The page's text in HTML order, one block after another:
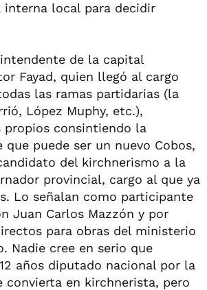
interna local para decidir
de la capital
Fayad, quien llegó al cargo
las ramas partidarias (la
López Muphy, etc.),
propios consintiendo la
que puede ser un nuevo Cobos,
del kirchnerismo a la
provincial, cargo al que ya
Lo señalan como participante
Juan Carlos Mazzón y por
para obras del ministerio
Nadie cree en serio que
años diputado nacional por la
convierta en kirchnerista, pero